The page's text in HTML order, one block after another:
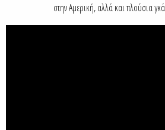
στην Αμερική, αλλά και πλούσια